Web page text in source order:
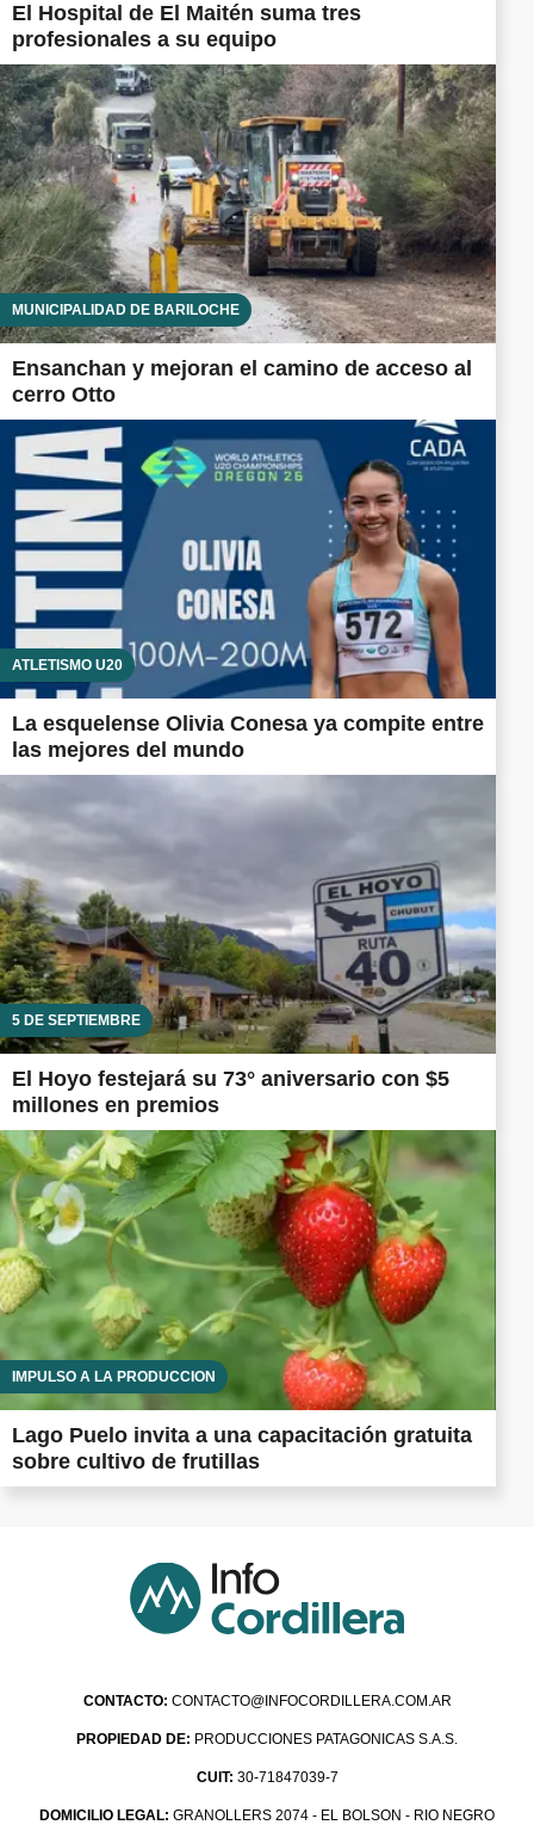
El Hospital de El Maitén suma tres
profesionales a su equipo
MUNICIPALIDAD DE BARILOCHE
Ensanchan y mejoran el camino de acceso al
cerro Otto
ATLETISMO U20
La esquelense Olivia Conesa ya compite entre
las mejores del mundo
5 DE SEPTIEMBRE
El Hoyo festejará su 73° aniversario con $5
millones en premios
IMPULSO A LA PRODUCCIÓN
Lago Puelo invita a una capacitación gratuita
sobre cultivo de frutillas
CONTACTO: CONTACTO@INFOCORDILLERA.COM.AR
PROPIEDAD DE: PRODUCCIONES PATAGONICAS S.A.S.
CUIT: 30-71847039-7
DOMICILIO LEGAL: GRANOLLERS 2074 - EL BOLSON - RIO NEGRO